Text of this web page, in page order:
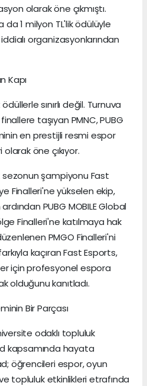
olarak öne çıkmıştı.
da 1 milyon TL'lik ödülüyle
organizasyonlarından
Kapı
sınırlı değil. Turnuva
taşıyan PMNC, PUBG
en prestijli resmi espor
öne çıkıyor.
şampiyonu Fast
Finalleri'ne yükselen ekip,
PUBG MOBILE Global
Finalleri'ne katılmaya hak
PMGO Finalleri'ni
kaçıran Fast Esports,
için profesyonel espora
olduğunu kanıtladı.
Bir Parçası
odaklı topluluk
kapsamında hayata
öğrencileri espor, oyun
topluluk etkinlikleri etrafında